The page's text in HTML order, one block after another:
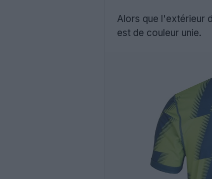
Alors que l'extérieur
est de couleur unie.